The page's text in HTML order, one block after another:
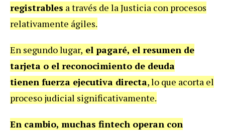
registrables a través de la Justicia con procesos
relativamente ágiles.
En segundo lugar, el pagaré, el resumen de
tarjeta o el reconocimiento de deuda
tienen fuerza ejecutiva directa, lo que acorta el
proceso judicial significativamente.
En cambio, muchas fintech operan con